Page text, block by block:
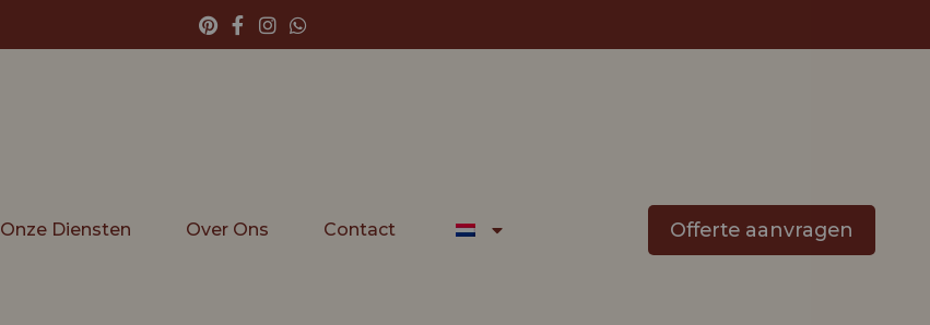
Onze Diensten Over Ons Contact Offerte aanvragen